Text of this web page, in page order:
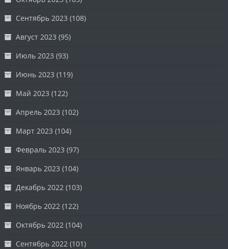
Сентябрь 2023 (108)
Август 2023 (95)
Июль 2023 (93)
Июнь 2023 (119)
Май 2023 (122)
Апрель 2023 (102)
Март 2023 (104)
Февраль 2023 (97)
Январь 2023 (104)
Декабрь 2022 (103)
Ноябрь 2022 (122)
Октябрь 2022 (104)
Сентябрь 2022 (101)